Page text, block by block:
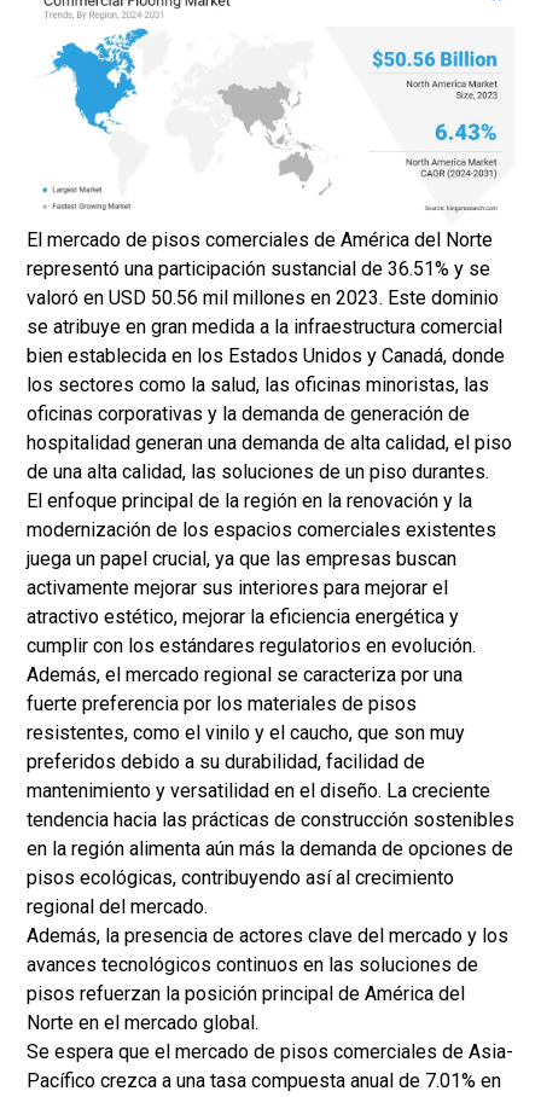
El mercado de pisos comerciales de América del Norte
representó una participación sustancial de 36.51% y se
valoró en USD 50.56 mil millones en 2023. Este dominio
se atribuye en gran medida a la infraestructura comercial
bien establecida en los Estados Unidos y Canadá, donde
los sectores como la salud, las oficinas minoristas, las
oficinas corporativas y la demanda de generación de
hospitalidad generan una demanda de alta calidad, el piso
de una alta calidad, las soluciones de un piso durantes.
El enfoque principal de la región en la renovación y la
modernización de los espacios comerciales existentes
juega un papel crucial, ya que las empresas buscan
activamente mejorar sus interiores para mejorar el
atractivo estético, mejorar la eficiencia energética y
cumplir con los estándares regulatorios en evolución.
Además, el mercado regional se caracteriza por una
fuerte preferencia por los materiales de pisos
resistentes, como el vinilo y el caucho, que son muy
preferidos debido a su durabilidad, facilidad de
mantenimiento y versatilidad en el diseño. La creciente
tendencia hacia las prácticas de construcción sostenibles
en la región alimenta aún más la demanda de opciones de
pisos ecológicas, contribuyendo así al crecimiento
regional del mercado.
Además, la presencia de actores clave del mercado y los
avances tecnológicos continuos en las soluciones de
pisos refuerzan la posición principal de América del
Norte en el mercado global.
Se espera que el mercado de pisos comerciales de Asia-
Pacífico crezca a una tasa compuesta anual de 7.01% en